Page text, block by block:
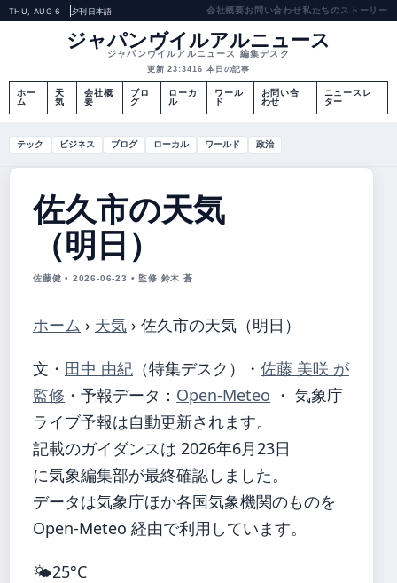
THU, AUG 6 夕刊日本語 会社概要お問い合わせ私たちのストーリー
ジャパンヴイルアルニュース
ジャパンヴイルアルニュース 編集デスク
更新 23:3416 本日の記事
ホー
ム
天
気
会社概
要
ブロ
グ
ローカ
ル
ワール
ド
お問い合
わせ
ニュースレ
ター
テック ビジネス ブログ ローカル ワールド 政治
佐久市の天気
（明日）
佐藤健 • 2026-06-23 • 監修 鈴木 蒼
ホーム › 天気 › 佐久市の天気（明日）
文・ 田中 由紀 （特集デスク） ・ 佐藤 美咲 が
監修 ・ 予報データ： Open-Meteo ・ 気象庁
ライブ予報は自動更新されます。
記載のガイダンスは 2026年6月23日
に気象編集部が最終確認しました。
データは気象庁ほか各国気象機関のものを
Open-Meteo 経由で利用しています。
🌤️25°C